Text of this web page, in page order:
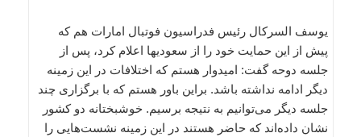
یوسف السرکال رئیس فدراسیون فوتبال امارات هم که
پیش از این حمایت خود را از سعودیها اعلام کرد، پس از
جلسه دوحه گفت: امیدوار هستم که اختلافات در این زمینه
دیگر ادامه نداشته باشد. براین باور هستم که با برگزاری چند
جلسه دیگر می‌توانیم به نتیجه برسیم. خوشبختانه دو کشور
نشان داده‌اند که حاضر هستند در این زمینه نشست‌هایی را